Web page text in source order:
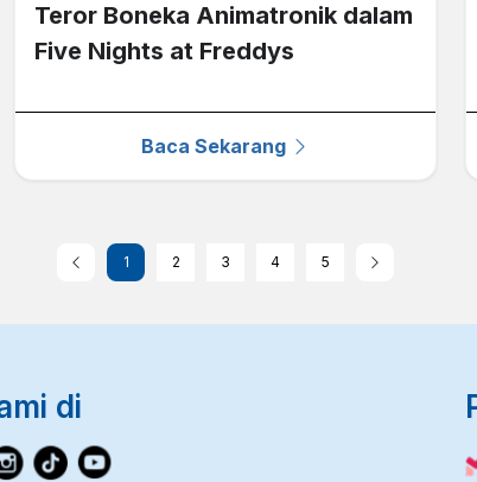
Teror Boneka Animatronik dalam
Five Nights at Freddys
Baca Sekarang
1 2 3 4 5
di